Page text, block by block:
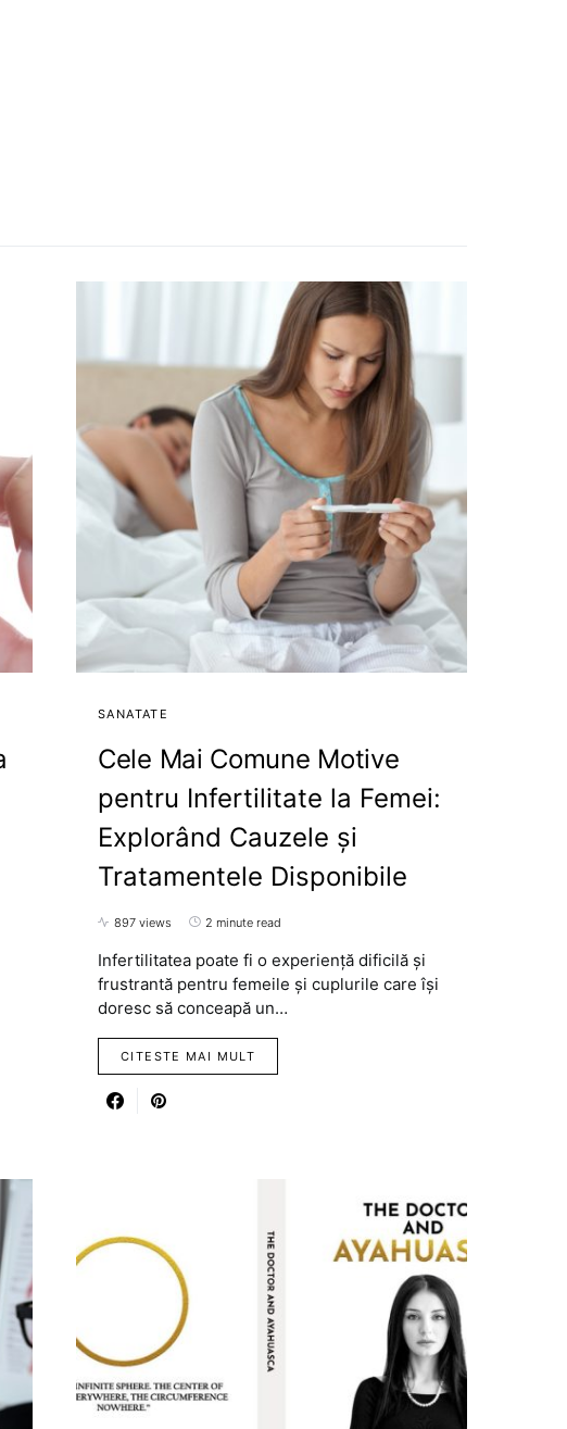
SANATATE
Cele Mai Comune Motive
pentru Infertilitate la Femei:
Explorând Cauzele și
Tratamentele Disponibile
897 views 2 minute read
Infertilitatea poate fi o experiență dificilă și
frustrantă pentru femeile și cuplurile care își
doresc să conceapă un…
CITESTE MAI MULT